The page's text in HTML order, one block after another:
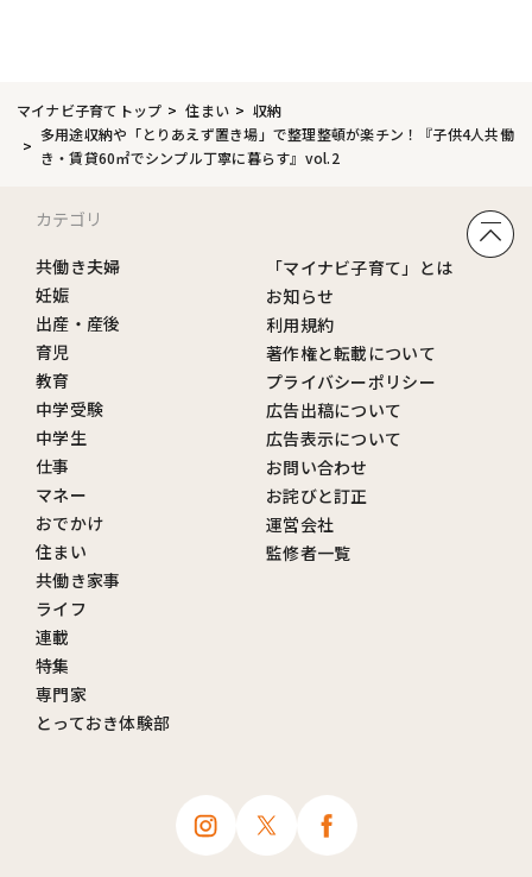
マイナビ子育てトップ 住まい
収納
多用途収納や「とりあえず置き場」で整理整頓が楽チン！『子供4人共働
き・賃貸60㎡でシンプル丁寧に暮らす』vol.2
カテゴリ
共働き夫婦
妊娠
出産・産後
育児
教育
中学受験
中学生
仕事
マネー
おでかけ
住まい
共働き家事
ライフ
連載
特集
専門家
とっておき体験部
「マイナビ子育て」とは
お知らせ
利用規約
著作権と転載について
プライバシーポリシー
広告出稿について
広告表示について
お問い合わせ
お詫びと訂正
運営会社
監修者一覧